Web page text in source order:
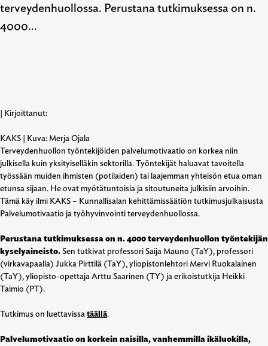
terveydenhuollossa. Perustana tutkimuksessa on n.
4000…
| Kirjoittanut:
KAKS | Kuva: Merja Ojala
Terveydenhuollon työntekijöiden palvelumotivaatio on korkea niin
julkisella kuin yksityiselläkin sektorilla. Työntekijät haluavat tavoitella
työssään muiden ihmisten (potilaiden) tai laajemman yhteisön etua oman
etunsa sijaan. He ovat myötätuntoisia ja sitoutuneita julkisiin arvoihin.
Tämä käy ilmi KAKS – Kunnallisalan kehittämissäätiön tutkimusjulkaisusta
Palvelumotivaatio ja työhyvinvointi terveydenhuollossa.
Perustana tutkimuksessa on n. 4000 terveydenhuollon työntekijän
kyselyaineisto.Sen tutkivat professori Saija Mauno (TaY), professori
(virkavapaalla) Jukka Pirttilä (TaY), yliopistonlehtori Mervi Ruokalainen
(TaY), yliopisto-opettaja Arttu Saarinen (TY) ja erikoistutkija Heikki
Taimio (PT).
Tutkimus on luettavissatäällä.
Palvelumotivaatio on korkein naisilla, vanhemmilla ikäluokilla,